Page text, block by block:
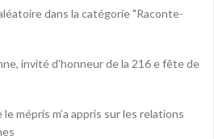
dans la catégorie "Raconte-
invité d'honneur de la 216 e fête de
le mépris m’a appris sur les relations